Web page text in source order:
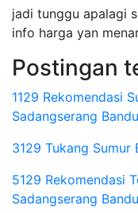
jadi tunggu apalagi
info harga yan
Postingan
1129 Rekomendasi
Sadangserang
3129 Tukang
5129 Rekomendasi
Sadangserang